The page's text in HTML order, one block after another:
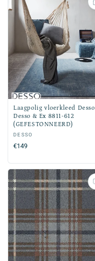
Laagpolig vloerkleed Desso
Desso & Ex 8811-612
(GEFESTONNEERD)
Verkoper:
DESSO
Normale
€149